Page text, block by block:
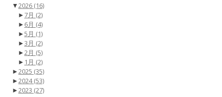
▼2026 (16)
► 7月 (2)
► 6月 (4)
►5月 (1)
►3月 (2)
►2月 (5)
► 1月 (2)
►2025 (35)
►2024(53)
►2023 (27)